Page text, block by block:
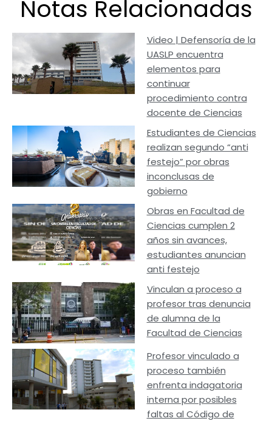
Notas Relacionadas
Video | Defensoría de la
UASLP encuentra
elementos para
continuar
procedimiento contra
docente de Ciencias
Estudiantes de Ciencias
realizan segundo “anti
festejo” por obras
inconclusas de
gobierno
Obras en Facultad de
Ciencias cumplen 2
años sin avances,
estudiantes anuncian
anti festejo
Vinculan a proceso a
profesor tras denuncia
de alumna de la
Facultad de Ciencias
Profesor vinculado a
proceso también
enfrenta indagatoria
interna por posibles
faltas al Código de